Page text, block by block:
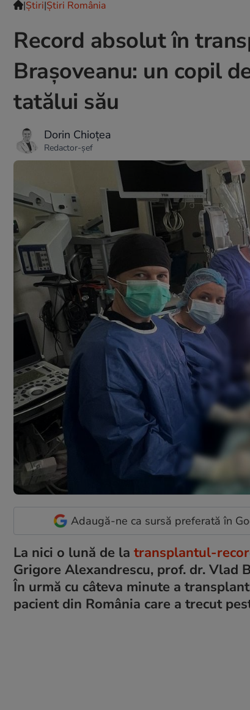
|Ştiri|Știri România
Record absolut în
Brașoveanu: un copil
tatălui său
Dorin Chioțea
Redactor-șef
Adaugă-ne ca sursă preferată în
La nici o lună de la transplantul-
Grigore Alexandrescu, prof. dr. Vlad
În urmă cu câteva minute a
pacient din România care a trecut